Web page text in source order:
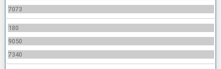
7073
180
9050
7340